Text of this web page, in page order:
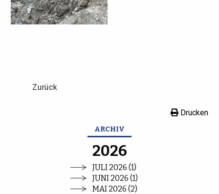
Zurück
Drucken
ARCHIV
2026
JULI 2026 (1)
JUNI 2026 (1)
MAI 2026 (2)